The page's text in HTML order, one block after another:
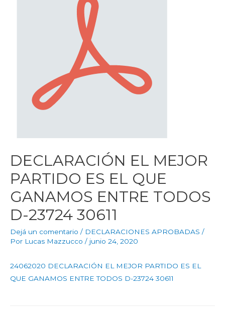
DECLARACIÓN EL MEJOR
PARTIDO ES EL QUE
GANAMOS ENTRE TODOS
D-23724 30611
Dejá un comentario / DECLARACIONES APROBADAS /
Por Lucas Mazzucco / junio 24, 2020
24062020 DECLARACIÓN EL MEJOR PARTIDO ES EL
QUE GANAMOS ENTRE TODOS D-23724 30611